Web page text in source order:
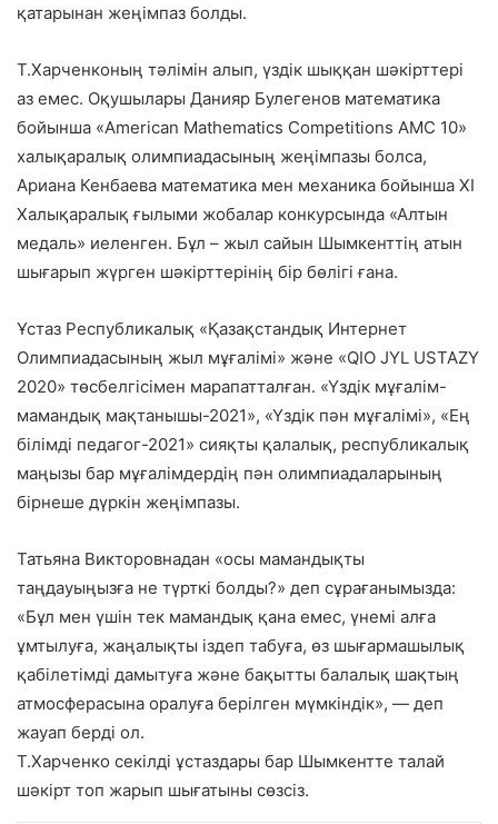
қатарынан жеңімпаз болды.
Т.Харченконың тәлімін алып, үздік шыққан шәкірттері
аз емес. Оқушылары Данияр Булегенов математика
бойынша «American Mathematics Competitions AMC 10»
халықаралық олимпиадасының жеңімпазы болса,
Ариана Кенбаева математика мен механика бойынша ХІ
Халықаралық ғылыми жобалар конкурсында «Алтын
медаль» иеленген. Бұл – жыл сайын Шымкенттің атын
шығарып жүрген шәкірттерінің бір бөлігі ғана.
Ұстаз Республикалық «Қазақстандық Интернет
Олимпиадасының жыл мұғалімі» және «QIO JYL USTAZY
2020» төсбелгісімен марапатталған. «Үздік мұғалім-
мамандық мақтанышы-2021», «Үздік пән мұғалімі», «Ең
білімді педагог-2021» сияқты қалалық, республикалық
маңызы бар мұғалімдердің пән олимпиадаларының
бірнеше дүркін жеңімпазы.
Татьяна Викторовнадан «осы мамандықты
таңдауыңызға не түрткі болды?» деп сұрағанымызда:
«Бұл мен үшін тек мамандық қана емес, үнемі алға
ұмтылуға, жаңалықты іздеп табуға, өз шығармашылық
қабілетімді дамытуға және бақытты балалық шақтың
атмосферасына оралуға берілген мүмкіндік», — деп
жауап берді ол.
Т.Харченко секілді ұстаздары бар Шымкентте талай
шәкірт топ жарып шығатыны сөзсіз.